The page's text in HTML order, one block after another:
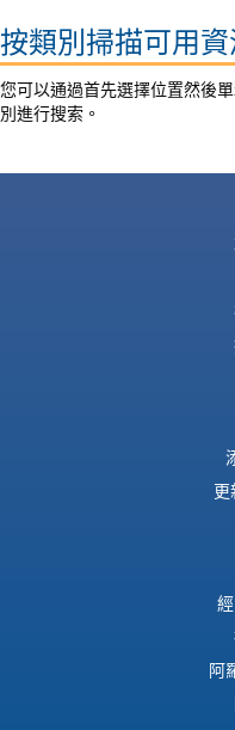
按類別掃描可用資
您可以通過首先選擇位置然後
別進行搜索。
更
阿